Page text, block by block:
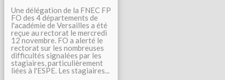
Une délégation de la FNEC FP
FO des 4 départements de
l'académie de Versailles a été
reçue au rectorat le mercredi
12 novembre. FO a alerté le
rectorat sur les nombreuses
difficultés signalées par les
stagiaires, particulièrement
liées à l'ESPE. Les stagiaires...